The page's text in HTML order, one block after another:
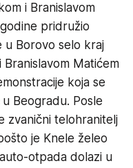
i Branislavom
godine pridružio
u Borovo selo kraj
Matićem
koja se
Beogradu. Posle
zvanični telohranitelj
je Knele želeo
otpada dolazi u